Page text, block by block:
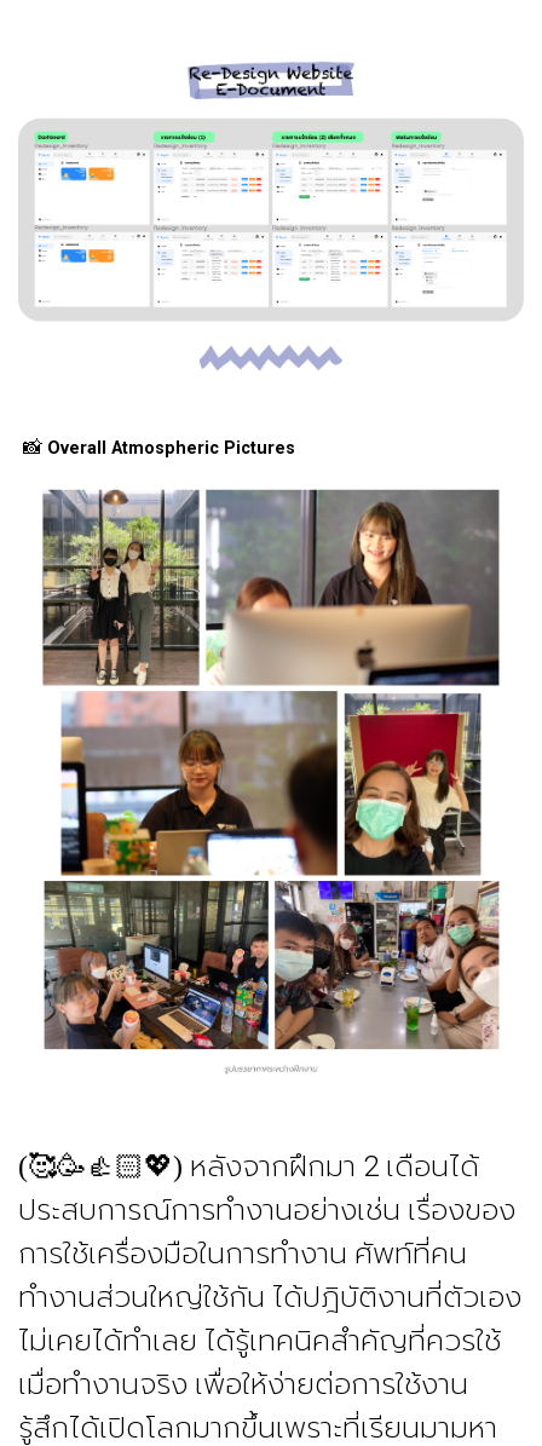
📸 Overall Atmospheric Pictures
(🥰🥳👍🏻💖) หลังจากฝึกมา 2 เดือนได้
ประสบการณ์การทำงานอย่างเช่น เรื่องของ
การใช้เครื่องมือในการทำงาน ศัพท์ที่คน
ทำงานส่วนใหญ่ใช้กัน ได้ปฎิบัติงานที่ตัวเอง
ไม่เคยได้ทำเลย ได้รู้เทคนิคสำคัญที่ควรใช้
เมื่อทำงานจริง เพื่อให้ง่ายต่อการใช้งาน
รู้สึกได้เปิดโลกมากขึ้นเพราะที่เรียนมามหา